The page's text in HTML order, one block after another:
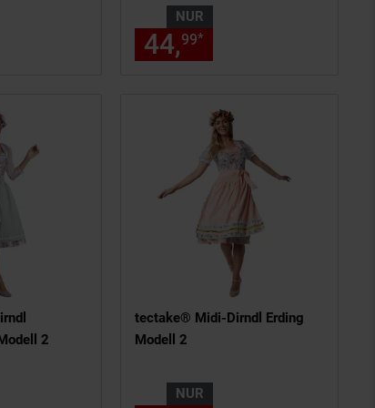
SeitenendeDetails am
€ Sternchen Fußnote,
NUR
44,99*
2
tectake® Midi-Dirndl Erding
Modell 2
NUR